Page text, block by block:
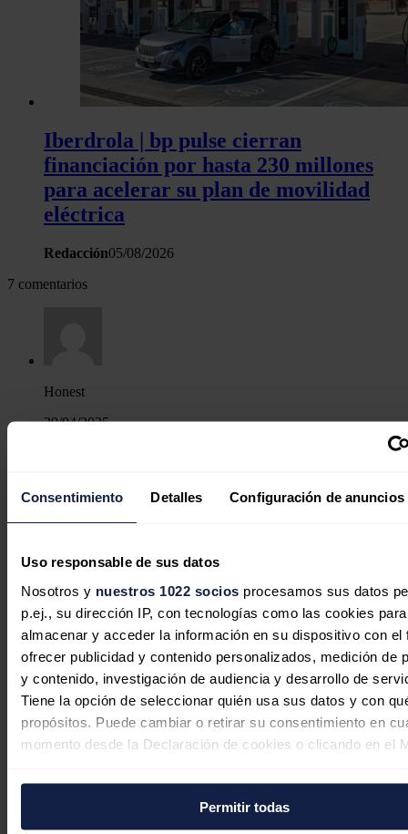
Consentimiento Detalles Configuración de anuncios
Uso responsable de sus datos
Nosotros y nuestros 1022 socios procesamos sus datos
p.ej., su dirección IP, con tecnologías como las cookies para
almacenar y acceder la información en su dispositivo con el
ofrecer publicidad y contenido personalizados, medición de
y contenido, investigación de audiencia y desarrollo de
Tiene la opción de seleccionar quién usa sus datos y con
propósitos. Puede cambiar o retirar su consentimiento en
momento desde la Declaración de cookies o clicando en el
Si lo permite, también quisiéramos:Permitir todas
Iberdrola | bp pulse cierran
financiación por hasta 230 millones
para acelerar su plan de movilidad
eléctrica
Redacción05/08/2026
7 comentarios
Honest
29/04/2025
impresión de que prefieran enturbiarlo todo en lugar de asumir
responsabilidades. Ya es suficientemente mala la imagen que
Miguel
29/04/2025
El operador es Red Eléctrica, controlado por el Estado. Su
Sánchez. Si no tiene ni idea de redes electricas es tanto
responsabilidad de la presidenta como de quien la puso.